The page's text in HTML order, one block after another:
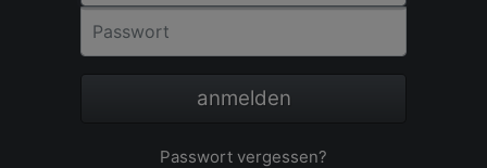
Passwort
anmelden
Passwort vergessen?